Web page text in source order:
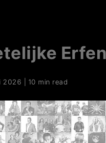
2026 10 min read